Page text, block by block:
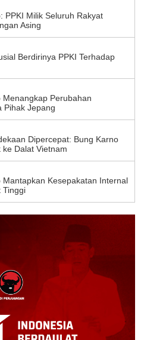
PPKI Milik Seluruh Rakyat
Asing
Berdirinya PPKI Terhadap
Perubahan
Pihak Jepang
Dipercepat: Bung Karno
Dalat Vietnam
Kesepakatan Internal
Tinggi